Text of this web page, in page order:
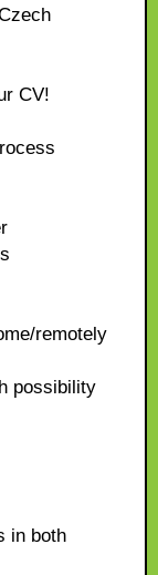
CV!
remotely
possibility
in both